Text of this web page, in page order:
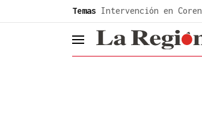
Temas Intervención en Coren
header.menu.open